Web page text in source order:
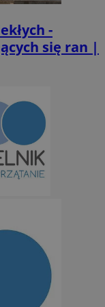
-
się ran |
Holdings
1
Inc.